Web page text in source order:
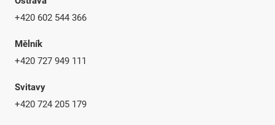
+420 602 544 366
Mělník
+420 727 949 111
Svitavy
+420 724 205 179